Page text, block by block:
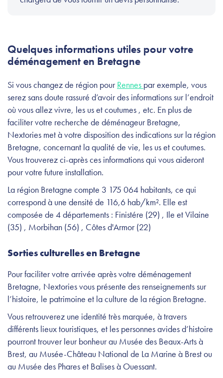
Quelques informations utiles pour votre
déménagement en Bretagne
Si vous changez de région pourRennes par exemple, vous
serez sans doute rassuré d’avoir des informations sur l’endroit
où vous allez vivre, les us et coutumes , etc. En plus de
faciliter votre recherche de déménageur Bretagne,
Nextories met à votre disposition des indications sur la région
Bretagne, concernant la qualité de vie, les us et coutumes.
Vous trouverez ci-après ces informations qui vous aideront
pour votre future installation.
La région Bretagne compte 3 175 064 habitants, ce qui
correspond à une densité de 116,6 hab/km². Elle est
composée de 4 départements : Finistére (29) , Ile et Vilaine
(35) , Morbihan (56) , Côtes d'Armor (22)
Sorties culturelles en Bretagne
Pour faciliter votre arrivée après votre déménagement
Bretagne, Nextories vous présente des renseignements sur
l’histoire, le patrimoine et la culture de la région Bretagne.
Vous retrouverez une identité très marquée, à travers
différents lieux touristiques, et les personnes avides d’histoire
pourront trouver leur bonheur au Musée des Beaux-Arts à
Brest, au Musée-Château National de La Marine à Brest ou
au Musée des Phares et Balises à Ouessant.